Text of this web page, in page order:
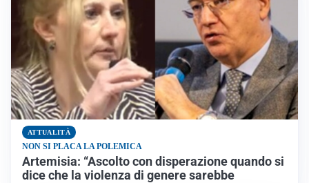
ATTUALITÀ
NON SI PLACA LA POLEMICA
Artemisia: “Ascolto con disperazione quando si
dice che la violenza di genere sarebbe